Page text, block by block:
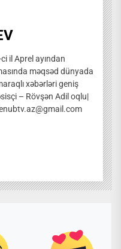
il Aprel ayından
məqsəd dünyada
xəbərləri geniş
– Rövşən Adil oqlu|